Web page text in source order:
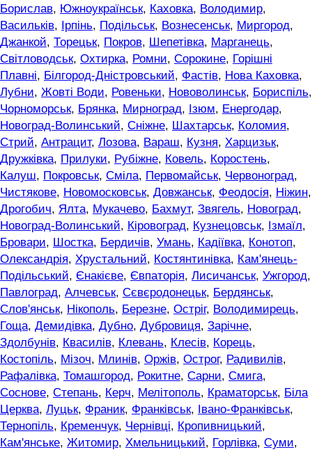
Борислав, Южноукраїнськ, Каховка, Володимир,
Васильків, Ірпінь, Подільськ, Вознесенськ, Миргород,
Джанкой, Торецьк, Покров, Шепетівка, Марганець,
Світловодськ, Охтирка, Ромни, Сорокине, Горішні
Плавні, Білгород-Дністровський, Фастів, Нова Каховка,
Лубни, Жовті Води, Ровеньки, Нововолинськ, Бориспіль,
Чорноморськ, Брянка, Мирноград, Ізюм, Енергодар,
Новоград-Волинський, Сніжне, Шахтарськ, Коломия,
Стрий, Антрацит, Лозова, Вараш, Кузня, Харцизьк,
Дружківка, Прилуки, Рубіжне, Ковель, Коростень,
Калуш, Покровськ, Сміла, Первомайськ, Червоноград,
Чистякове, Новомосковськ, Довжанськ, Феодосія, Ніжин,
Дрогобич, Ялта, Мукачево, Бахмут, Звягель, Новоград,
Новоград-Волинський, Кіровоград, Кузнецовськ, Ізмаїл,
Бровари, Шостка, Бердичів, Умань, Кадіївка, Конотоп,
Олександрія, Хрустальний, Костянтинівка, Кам'янець-
Подільський, Єнакієве, Євпаторія, Лисичанськ, Ужгород,
Павлоград, Алчевськ, Сєвєродонецьк, Бердянськ,
Слов'янськ, Нікополь, Березне, Остріг, Володимирець,
Гоща, Демидівка, Дубно, Дубровиця, Зарічне,
Здолбунів, Квасилів, Клевань, Клесів, Корець,
Костопіль, Мізоч, Млинів, Оржів, Острог, Радивилів,
Рафалівка, Томашгород, Рокитне, Сарни, Смига,
Соснове, Степань, Керч, Мелітополь, Краматорськ, Біла
Церква, Луцьк, Франик, Франківськ, Івано-Франківськ,
Тернопіль, Кременчук, Чернівці, Кропивницький,
Кам'янське, Житомир, Хмельницький, Горлівка, Суми,